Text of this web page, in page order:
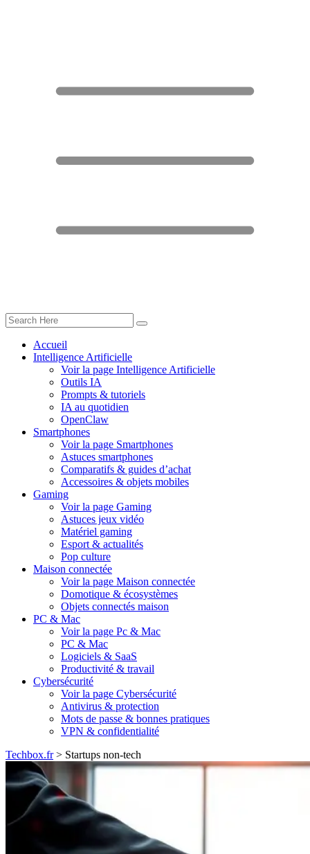
Accueil
Intelligence Artificielle
Voir la page Intelligence Artificielle
Outils IA
Prompts & tutoriels
IA au quotidien
OpenClaw
Smartphones
Voir la page Smartphones
Astuces smartphones
Comparatifs & guides d’achat
Accessoires & objets mobiles
Gaming
Voir la page Gaming
Astuces jeux vidéo
Matériel gaming
Esport & actualités
Pop culture
Maison connectée
Voir la page Maison connectée
Domotique & écosystèmes
Objets connectés maison
PC & Mac
Voir la page Pc & Mac
PC & Mac
Logiciels & SaaS
Productivité & travail
Cybersécurité
Voir la page Cybersécurité
Antivirus & protection
Mots de passe & bonnes pratiques
VPN & confidentialité
Techbox.fr> Startups non-tech